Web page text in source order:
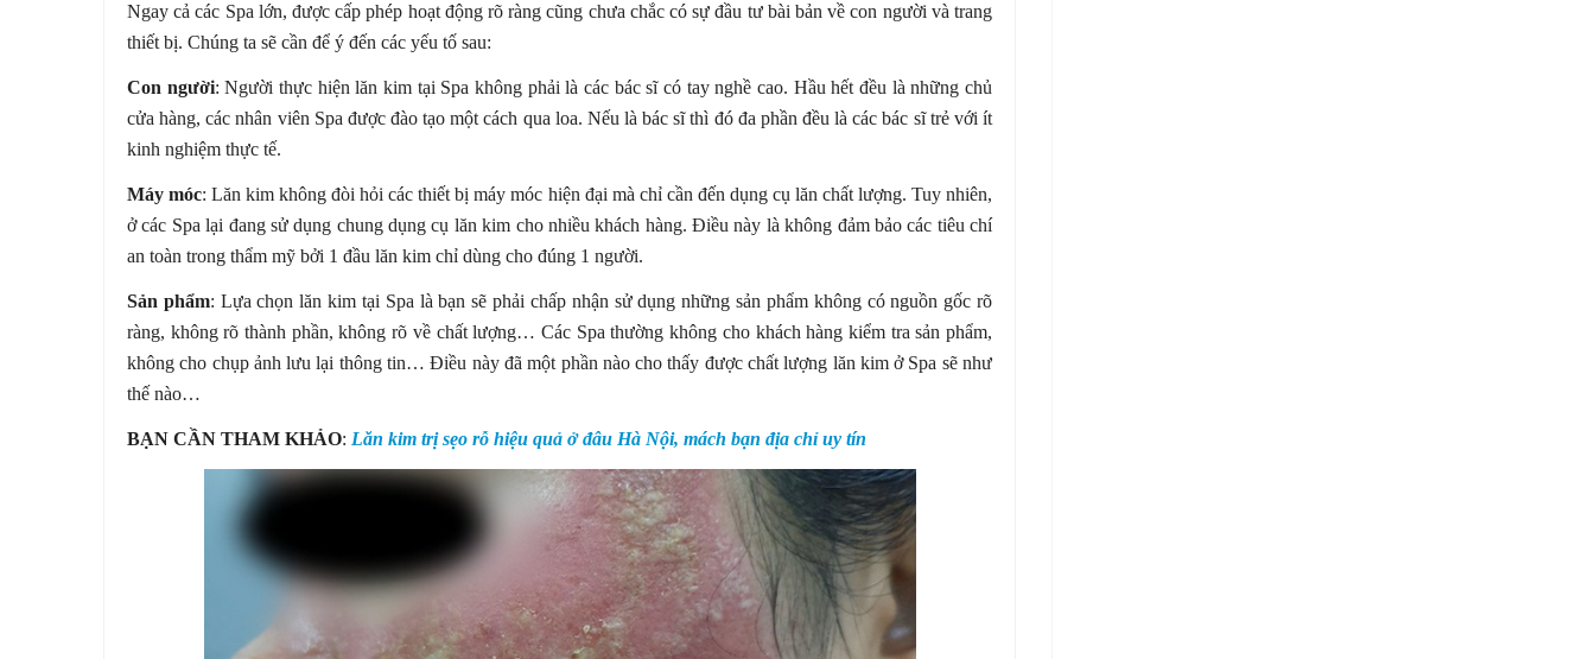
Ngay cả các Spa lớn, được cấp phép hoạt động rõ ràng cũng chưa chắc có sự đầu tư bài bản về con người và trang
thiết bị. Chúng ta sẽ cần để ý đến các yếu tố sau:
Con người: Người thực hiện lăn kim tại Spa không phải là các bác sĩ có tay nghề cao. Hầu hết đều là những chủ
cửa hàng, các nhân viên Spa được đào tạo một cách qua loa. Nếu là bác sĩ thì đó đa phần đều là các bác sĩ trẻ với ít
kinh nghiệm thực tế.
Máy móc: Lăn kim không đòi hỏi các thiết bị máy móc hiện đại mà chỉ cần đến dụng cụ lăn chất lượng. Tuy nhiên,
ở các Spa lại đang sử dụng chung dụng cụ lăn kim cho nhiều khách hàng. Điều này là không đảm bảo các tiêu chí
an toàn trong thẩm mỹ bởi 1 đầu lăn kim chỉ dùng cho đúng 1 người.
Sản phẩm: Lựa chọn lăn kim tại Spa là bạn sẽ phải chấp nhận sử dụng những sản phẩm không có nguồn gốc rõ
ràng, không rõ thành phần, không rõ về chất lượng… Các Spa thường không cho khách hàng kiểm tra sản phẩm,
không cho chụp ảnh lưu lại thông tin… Điều này đã một phần nào cho thấy được chất lượng lăn kim ở Spa sẽ như
thế nào…
BẠN CẦN THAM KHẢO: Lăn kim trị sẹo rỗ hiệu quả ở đâu Hà Nội, mách bạn địa chỉ uy tín